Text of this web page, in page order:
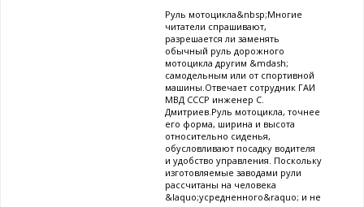
Руль мотоцикла&nbsp;Многие
читатели спрашивают,
разрешается ли заменять
обычный руль дорожного
мотоцикла другим &mdash;
самодельным или от спортивной
машины.Отвечает сотрудник ГАИ
МВД СССР инженер С.
Дмитриев.Руль мотоцикла, точнее
его форма, ширина и высота
относительно сиденья,
обусловливают посадку водителя
и удобство управления. Поскольку
изготовляемые заводами рули
рассчитаны на человека
&laquo;усредненного&raquo; и не